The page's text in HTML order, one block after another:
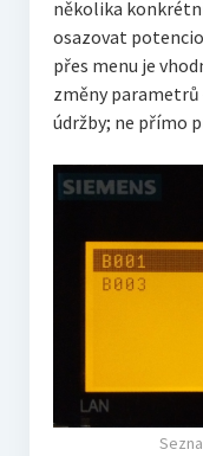
několika
osazovat
přes menu je
změny
údržby; ne přímo